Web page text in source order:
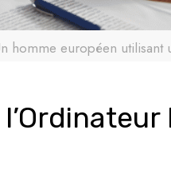
homme européen